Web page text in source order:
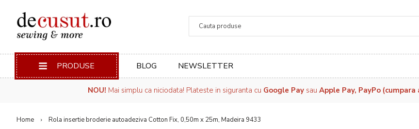
PRODUSE BLOG NEWSLETTER
NOU! Mai simplu ca niciodata! Plateste in siguranta cu Google Paysau Apple Pay, PayPo
Home Rola insertie broderie autoadeziva Cotton Fix, 0,50m x 25m, Madeira 9433